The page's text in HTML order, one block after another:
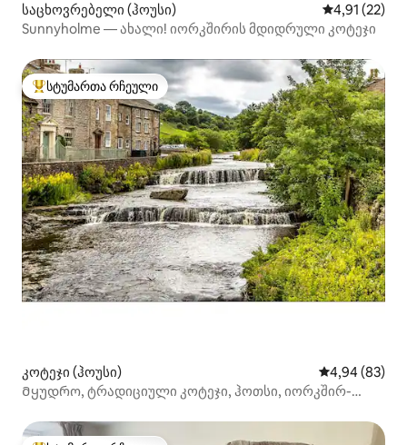
საცხოვრებელი (ჰოუსი) საშუალო
4,91 (22)
Sunnyholme — ახალი! იორკშირის მდიდრული კოტეჯი
სტუმართა რჩეული მოწინავე ვარიანტი
სტუმართა რჩეული
კოტეჯი (ჰოუსი) საშუალო
4,94 (83)
Მყუდრო, ტრადიციული კოტეჯი, ჰოთსი, იორკშირ-